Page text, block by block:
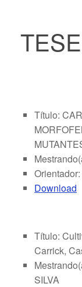
Título:
Download
Título:
Carrick,
SILVA